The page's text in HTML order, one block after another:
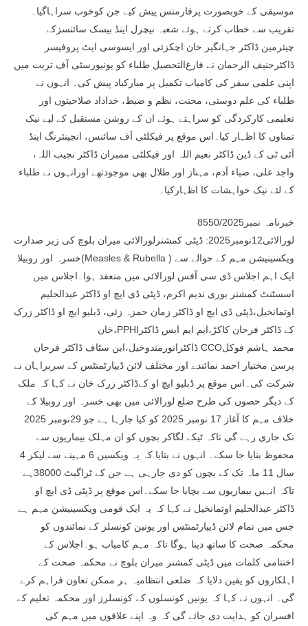
موسیقی کے خوبصورت پرفارمنس پیش کیے جن کوخوب سراہاگیا۔
تقریب سے خطاب کرتے ہوئے شعبہ نیچرل اینڈ بیسک سائنسزکے
چیئرمین ڈاکٹر جہانگیر خان اچکزئی اور ایسوسی ایٹ پروفیسر
ڈاکٹرحنیف الرحمان نے فارغ‌التحصیل طلباء کو یونیورسٹی آف تربت میں
اپنی علمی سفر کی کامیاب تکمیل پر مبارکباد پیش کی۔ انہوں نے
طلباء کی علم دوستی، محنت، نظم و ضبط، خداداد صلاحیتوں اور
تعلیمی کارکردگی کو سراہتے ہوئے ان کے روشن مستقبل کے لیے نیک
تمناوں کا اظہار کیا۔اس موقع پر فیکلٹی آف سائنس، انجینئرنگ اینڈ
آئی ٹی کے ڈین ڈاکٹر نعیم اللہ اور فیکلٹی ممبران ڈاکٹر نجیب اللہ،
واجد علی، صباء آدم، مہناز اور طلال بھی موجودتھے اورانہوں نے طلباء
کے لئے نیک خواہشات کا اظہارکیا۔
خبرنامہ نمبر8550/2025
لورالائی12نومبر2025: ڈپٹی کمشنرلورالائی میران بلوچ کی زیر صدارت
خسرہ اور روبیلا(Measles & Rubella ) ویکسینیشن مہم کے حوالے سے
ایک اہم اجلاس ڈی سی آفس لورالائی میں منعقد ہوا۔اجلاس میں
اسسٹنٹ کمشنر بوری ندیم اکرم، ڈپٹی ڈی ایچ او ڈاکٹر عبدالحلیم
اوتمانخیل،ڈپٹی ڈی ایچ او ڈاکٹر زمان حمزہ زئی، ڈبلیو ایچ او ڈاکٹر زرک
خان،PPHIکے ڈاکٹر فرحان کاکڑ،ایم ایم ایس ڈاکٹر
ڈاکٹرانورمندوخیل،این سٹاف ڈاکٹر فرحان CCOمحمد ہاشم فوکل
پرسن مختیار احمد نمائندے اور مختلف لائن ڈیپارٹمنٹس کے سربراہان نے
شرکت کی۔اس موقع پر ڈبلیو ایچ او کےڈاکٹر زرک خان نے کہا کہ ملک
کے دیگر حصوں کی طرح ضلع لورالائی میں بھی خسرہ اور روبیلا کے
خلاف مہم کا آغاز 17 نومبر 2025 کو کیا جارہا ہے جو 29نومبر 2025
تک جاری رہے گی تاکہ ٹیکے لگاکر بچوں کو ان مہلک بیماریوں سے
محفوظ بنایا جا سکے۔ انہوں نے بتایا کہ یہ ویکسین 6 مہینے سے لیکر 4
سال 11 ماہ تک کے بچوں کو دی جارہی ہے جن کے ٹراگیٹ 38000ہے
تاکہ انہیں بیماریوں سے بچایا جا سکے۔اس موقع پر ڈپٹی ڈی ایچ او
ڈاکٹر عبدالحلیم اوتمانخیل نے کہا کہ یہ ایک قومی ویکسینیشن مہم ہے
جس میں تمام لائن ڈیپارٹمنٹس اور یونین کونسلز کے نمائندوں کو
محکمہ صحت کا ساتھ دینا ہوگا تاکہ مہم کامیاب ہو۔اجلاس کے
اختتامی کلمات میں ڈپٹی کمشنر میران بلوچ نے محکمہ صحت کے
اہلکاروں کو یقین دلایا کہ ضلعی انتظامیہ ہر ممکن تعاون فراہم کرے
گی۔ انہوں نے کہا کہ یونین کونسلوں کے کونسلرز اور محکمہ تعلیم کے
افسران کو ہدایت دی جائے گی کہ وہ اپنے علاقوں میں مہم کی